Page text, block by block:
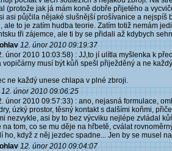
(protože jak já mám koně dobře přijetého a
asi půjčila nějaké slušnější prošívanice a nejspíš
ale to je zatím hudba teorie. Zatím totiž nemám
tři zájemce, ale ti by se přidali až kdybych
12. únor 2010 09:19:37
únor 2010 10:03:58) : JJ,to jí ulítla myšlenka k
vopičárny musí být kůň spešl přiježděný a ne
ne každý unese chlapa v plné zbroji.
12. únor 2010 09:06:25
únor 2010 09:57:33) : ano, nejasná formulace,
úzký prostor, těsný kontakt s dalšími koňmi,
nezvykle, asi by to bez výcviku nejlépe zvládal
na tom, co se mu děje na hřbetě, cválat
ho, když z něj jezdec spadne... Jen by se musel
12. únor 2010 09:04:07